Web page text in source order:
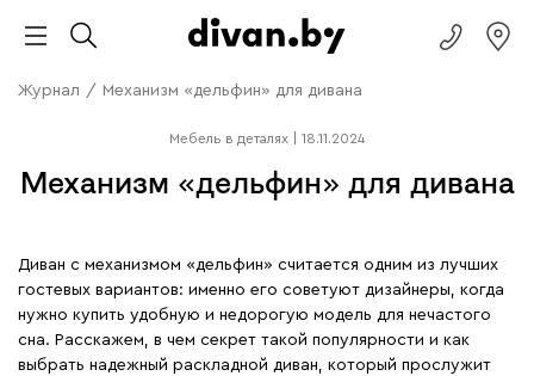
Журнал / Механизм «дельфин» для дивана
Мебель в деталях 18.11.2024
Механизм «дельфин» для дивана
Диван с механизмом «дельфин» считается одним из лучших
гостевых вариантов: именно его советуют дизайнеры, когда
нужно купить удобную и недорогую модель для нечастого
сна. Расскажем, в чем секрет такой популярности и как
выбрать надежный раскладной диван, который прослужит